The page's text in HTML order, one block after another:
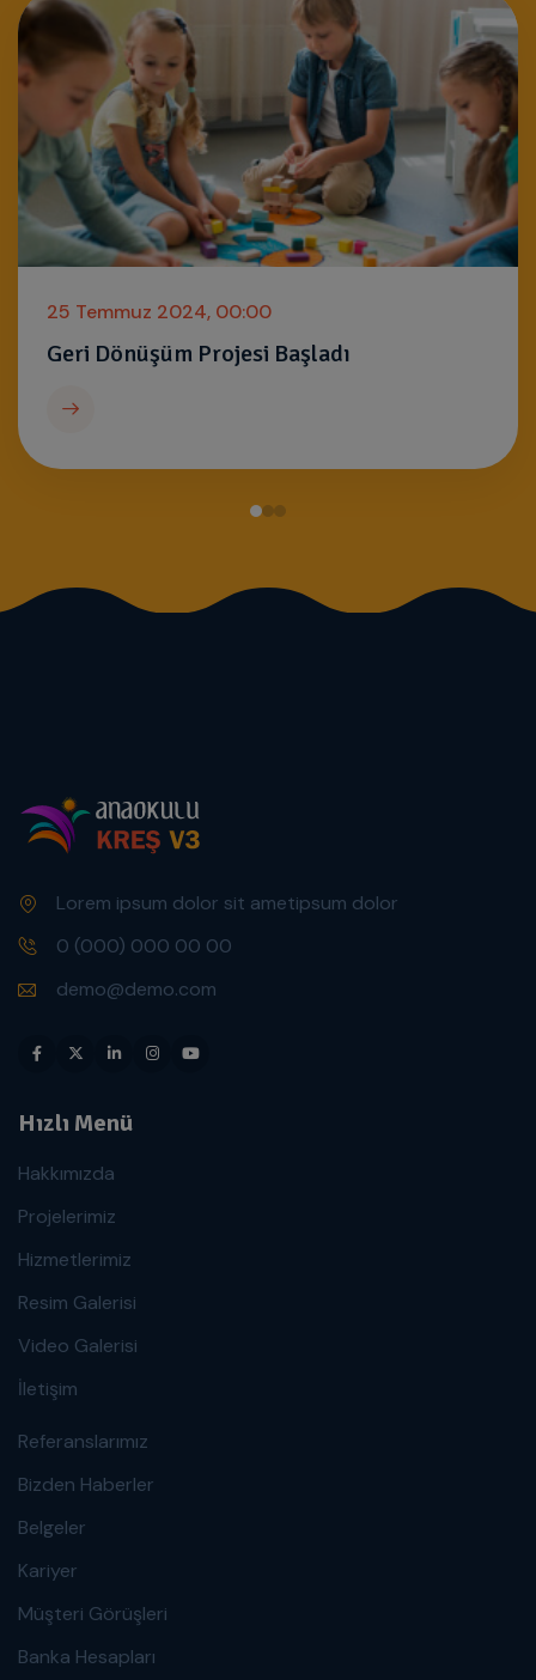
25 Temmuz 2024, 00:00
Geri Dönüşüm Projesi Başladı
Lorem ipsum dolor sit ametipsum dolor
0 (000) 000 00 00
demo@demo.com
Hızlı Menü
Hakkımızda
Projelerimiz
Hizmetlerimiz
Resim Galerisi
Video Galerisi
İletişim
Referanslarımız
Bizden Haberler
Belgeler
Kariyer
Müşteri Görüşleri
Banka Hesapları